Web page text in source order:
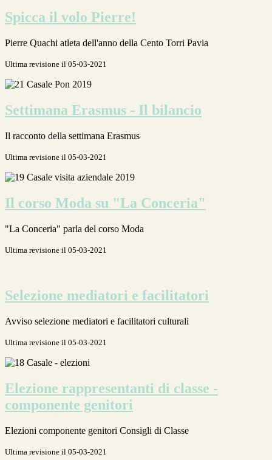
Spicca il volo Pierre!
Pierre Quachi atleta dell'anno della Cento Torri Pavia
Ultima revisione il 05-03-2021
Settimana Erasmus - Il bilancio
Il racconto della settimana Erasmus
Ultima revisione il 05-03-2021
Il corso Moda su "La Conceria"
"La Conceria" parla del corso Moda
Ultima revisione il 05-03-2021
Selezione mediatori e facilitatori
Avviso selezione mediatori e facilitatori culturali
Ultima revisione il 05-03-2021
Elezione rappresentanti di classe -
componente genitori
Elezioni componente genitori Consigli di Classe
Ultima revisione il 05-03-2021